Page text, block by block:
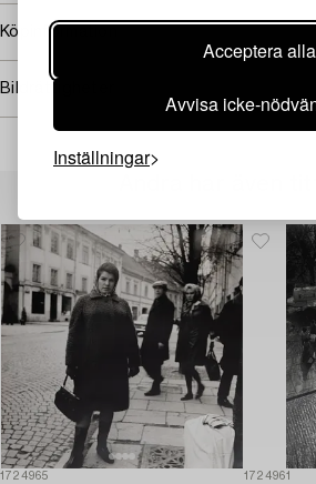
Acceptera alla
Avvisa icke-
Inställningar
Köpinformation
Bildrättigheter
1724965 1724961